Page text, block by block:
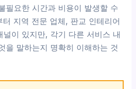
필요한 시간과 비용이 발생할 수
터 지역 전문 업체, 판교 인테리어
널이 있지만, 각기 다른 서비스 내
을 말하는지 명확히 이해하는 것